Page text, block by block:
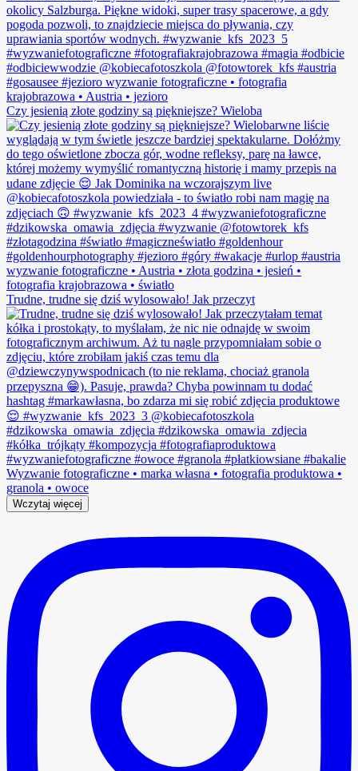
Czy jesienią złote godziny są piękniejsze? Wieloba
Trudne, trudne się dziś wylosowało! Jak przeczyt
Wczytaj więcej